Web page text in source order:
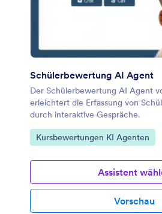
Schülerbewertung AI Agent
Der Schülerbewertung AI Agent
erleichtert die Erfassung von
durch interaktive Gespräche.
Zur Kategorie:
Kursbewertungen KI Agenten
Assistent
Vorschau